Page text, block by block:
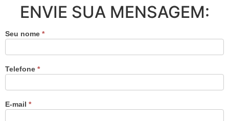
ENVIE SUA MENSAGEM:
Seu nome *
Telefone *
E-mail *